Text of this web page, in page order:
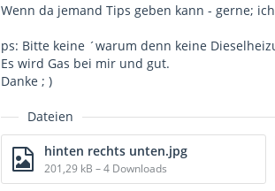
Wenn da jemand Tips geben kann - gerne;
ps: Bitte keine ´warum denn keine
Es wird Gas bei mir und gut.
Danke ; )
Dateien
hinten rechts unten.jpg
201,29 kB – 4 Downloads